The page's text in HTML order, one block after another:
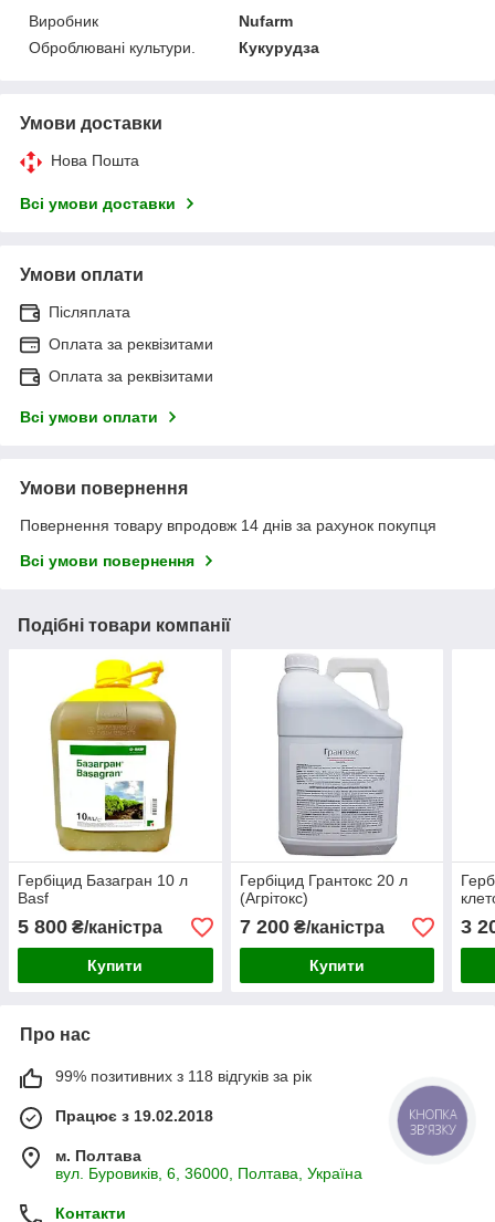
Виробник
Nufarm
Оброблювані культури.
Кукурудза
Умови доставки
Нова Пошта
Всі умови доставки
Умови оплати
Післяплата
Оплата за реквізитами
Оплата за реквізитами
Всі умови оплати
Умови повернення
Повернення товару впродовж 14 днів за рахунок покупця
Всі умови повернення
Подібні товари компанії
Гербіцид Базагран 10 л
Basf
5 800 ₴/каністра
Купити
Гербіцид Грантокс 20 л
(Агрітокс)
7 200₴/каністра
Купити
3
Про нас
99% позитивних з 118 відгуків за рік
Працює з 19.02.2018
м. Полтава
вул. Буровиків, 6, 36000, Полтава, Україна
Контакти
КНОПКА
ЗВ'ЯЗКУ